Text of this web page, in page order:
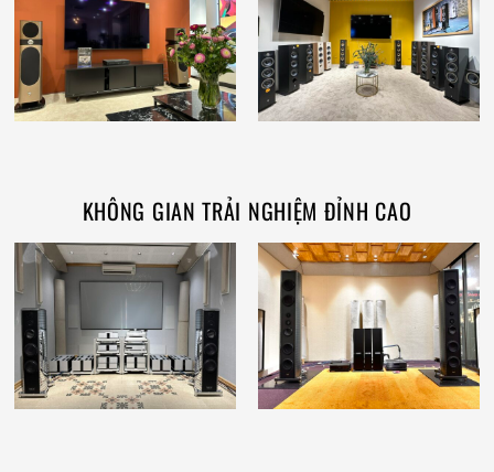
KHÔNG GIAN TRẢI NGHIỆM ĐỈNH CAO